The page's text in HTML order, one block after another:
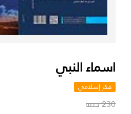
اسماء النبي
فكر إسلامي
230 جنية